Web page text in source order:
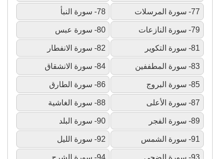
77- سورة المرسلات 78- سورة النبأ
79- سورة النازعات 80- سورة عبس
81- سورة التكوير 82- سورة الانفطار
83- سورة المطففين 84- سورة الانشقاق
85- سورة البروج 86- سورة الطارق
87- سورة الأعلى 88- سورة الغاشية
89- سورة الفجر 90- سورة البلد
91- سورة الشمس 92- سورة الليل